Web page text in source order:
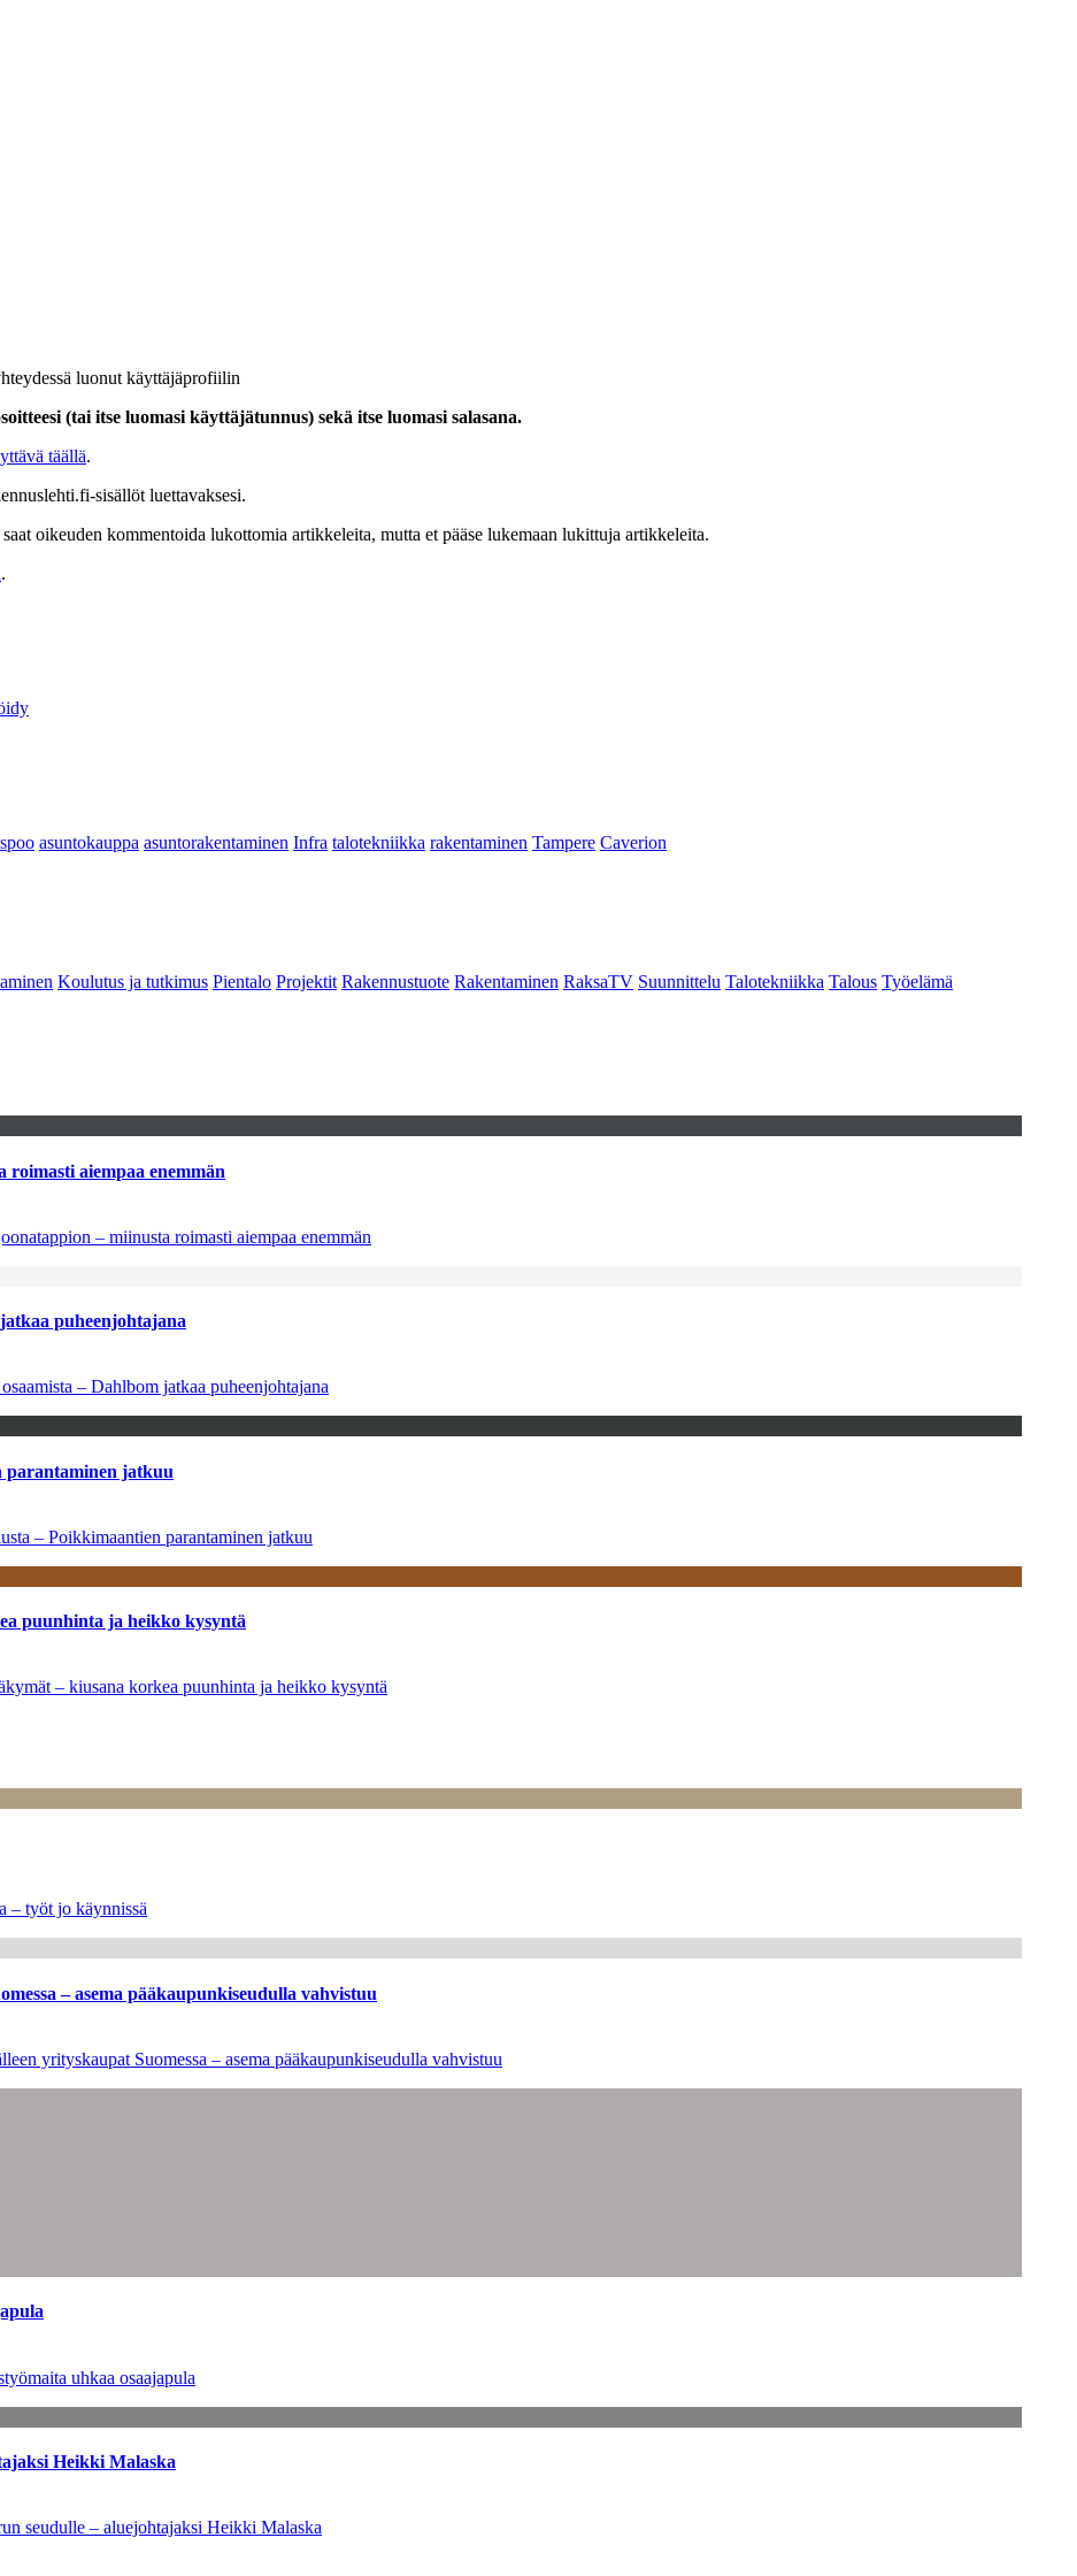
luonut käyttäjäprofiilin
(tai itse luomasi käyttäjätunnus) sekä itse luomasi salasana.
täällä.
sisällöt luettavaksesi.
oikeuden kommentoida lukottomia artikkeleita, mutta et pääse lukemaan lukittuja artikkeleita.
.
asuntokauppa asuntorakentaminen Infra talotekniikka rakentaminen Tampere Caverion
Koulutus ja tutkimus Pientalo Projektit Rakennustuote Rakentaminen RaksaTV Suunnittelu Talotekniikka Talous Työelämä
aiempaa enemmän
– miinusta roimasti aiempaa enemmän
puheenjohtajana
– Dahlbom jatkaa puheenjohtajana
parantaminen jatkuu
– Poikkimaantien parantaminen jatkuu
puunhinta ja heikko kysyntä
– kiusana korkea puunhinta ja heikko kysyntä
– työt jo käynnissä
– asema pääkaupunkiseudulla vahvistuu
yrityskaupat Suomessa – asema pääkaupunkiseudulla vahvistuu
uhkaa osaajapula
Heikki Malaska
seudulle – aluejohtajaksi Heikki Malaska